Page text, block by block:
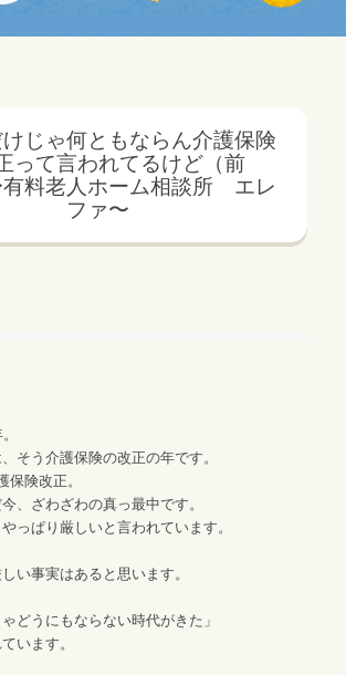
じゃ何ともならん介護保険
って言われてるけど（前
料老人ホーム相談所 エレ
ファ〜
そう介護保険の改正の年です。
保険改正。
、ざわざわの真っ最中です。
っぱり厳しいと言われています。
い事実はあると思います。
ゃどうにもならない時代がきた」
います。